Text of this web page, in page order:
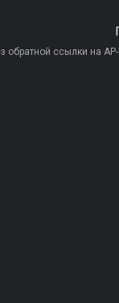
обратной ссылки на